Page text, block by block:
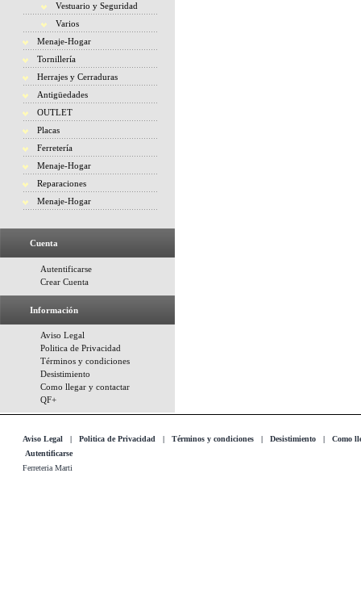
Vestuario y Seguridad
Varios
Menaje-Hogar
Tornillería
Herrajes y Cerraduras
Antigüedades
OUTLET
Placas
Ferretería
Menaje-Hogar
Reparaciones
Menaje-Hogar
Cuenta
Autentificarse
Crear Cuenta
Información
Aviso Legal
Politica de Privacidad
Términos y condiciones
Desistimiento
Como llegar y contactar
QF+
Aviso Legal | Politica de Privacidad | Términos y condiciones | Desistimiento | Como
Autentificarse
Ferreteria Marti